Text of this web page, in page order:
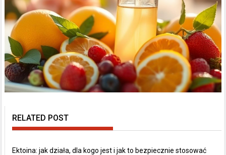
RELATED POST
Ektoina: jak działa, dla kogo jest i jak to bezpiecznie stosować